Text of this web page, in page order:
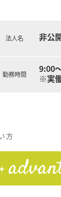
法人名 非公
勤務時間
9:00
※実
方